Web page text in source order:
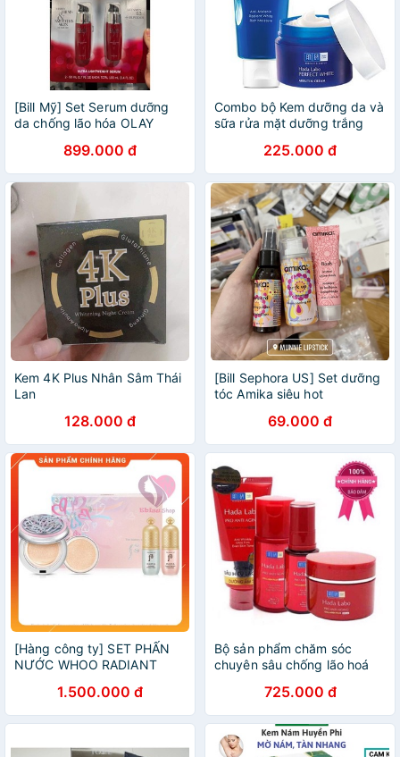
[Bill Mỹ] Set Serum dưỡng
da chống lão hóa OLAY
Cream (50ml) ban đêm
899.000 đ
Combo bộ Kem dưỡng da và
sữa rửa mặt dưỡng trắng
Arbutin-xanh225.000 đ
Kem 4K Plus Nhân Sâm Thái
Lan
128.000 đ
[Bill Sephora US] Set dưỡng
tóc Amika siêu hot
69.000 đ
[Hàng công ty] SET PHẤN
NƯỚC WHOO RADIANT
FOUNDION SPECIAL SET
1.500.000 đ
Bộ sản phẩm chăm sóc
chuyên sâu chống lão hoá
725.000 đ